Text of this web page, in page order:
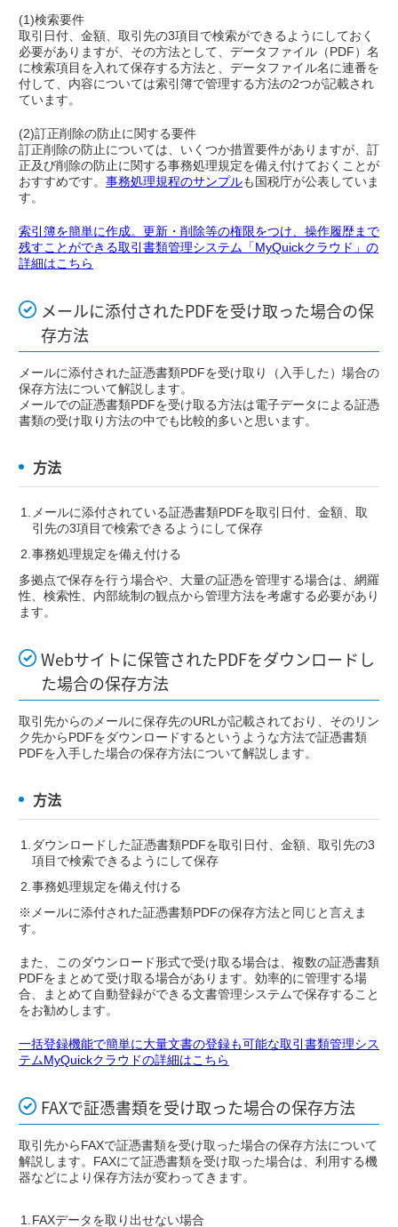
(1)検索要件
取引日付、金額、取引先の3項目で検索ができるようにしておく
必要がありますが、その方法として、データファイル（PDF）名
に検索項目を入れて保存する方法と、データファイル名に連番を
付して、内容については索引簿で管理する方法の2つが記載され
ています。
(2)訂正削除の防止に関する要件
訂正削除の防止については、いくつか措置要件がありますが、訂
正及び削除の防止に関する事務処理規定を備え付けておくことが
おすすめです。 事務処理規程のサンプルも国税庁が公表していま
す。
索引簿を簡単に作成。更新・削除等の権限をつけ、操作履歴まで
残すことができる取引書類管理システム「MyQuickクラウド」の
詳細はこちら
メールに添付されたPDFを受け取った場合の保
存方法
メールに添付された証憑書類PDFを受け取り（入手した）場合の
保存方法について解説します。
メールでの証憑書類PDFを受け取る方法は電子データによる証憑
書類の受け取り方法の中でも比較的多いと思います。
方法
メールに添付されている証憑書類PDFを取引日付、金額、取
引先の3項目で検索できるようにして保存
事務処理規定を備え付ける
多拠点で保存を行う場合や、大量の証憑を管理する場合は、網羅
性、検索性、内部統制の観点から管理方法を考慮する必要があり
ます。
Webサイトに保管されたPDFをダウンロードし
た場合の保存方法
取引先からのメールに保存先のURLが記載されており、そのリン
ク先からPDFをダウンロードするというような方法で証憑書類
PDFを入手した場合の保存方法について解説します。
方法
ダウンロードした証憑書類PDFを取引日付、金額、取引先の3
項目で検索できるようにして保存
事務処理規定を備え付ける
※メールに添付された証憑書類PDFの保存方法と同じと言えま
す。
また、このダウンロード形式で受け取る場合は、複数の証憑書類
PDFをまとめて受け取る場合があります。効率的に管理する場
合、まとめて自動登録ができる文書管理システムで保存すること
をお勧めします。
一括登録機能で簡単に大量文書の登録も可能な取引書類管理シス
テムMyQuickクラウドの詳細はこちら
FAXで証憑書類を受け取った場合の保存方法
取引先からFAXで証憑書類を受け取った場合の保存方法について
解説します。FAXにて証憑書類を受け取った場合は、利用する機
器などにより保存方法が変わってきます。
FAXデータを取り出せない場合